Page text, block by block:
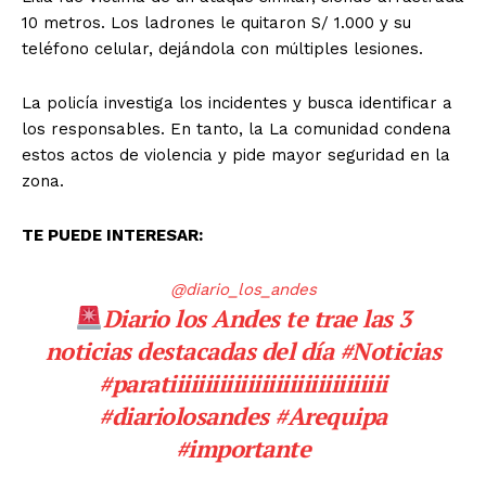
10 metros. Los ladrones le quitaron S/ 1.000 y su
teléfono celular, dejándola con múltiples lesiones.
La policía investiga los incidentes y busca identificar a
los responsables. En tanto, la La comunidad condena
estos actos de violencia y pide mayor seguridad en la
zona.
TE PUEDE INTERESAR:
@diario_los_andes
Diario los Andes te trae las 3
noticias destacadas del día #Noticias
#paratiiiiiiiiiiiiiiiiiiiiiiiiiiiiiii
#diariolosandes #Arequipa
#importante